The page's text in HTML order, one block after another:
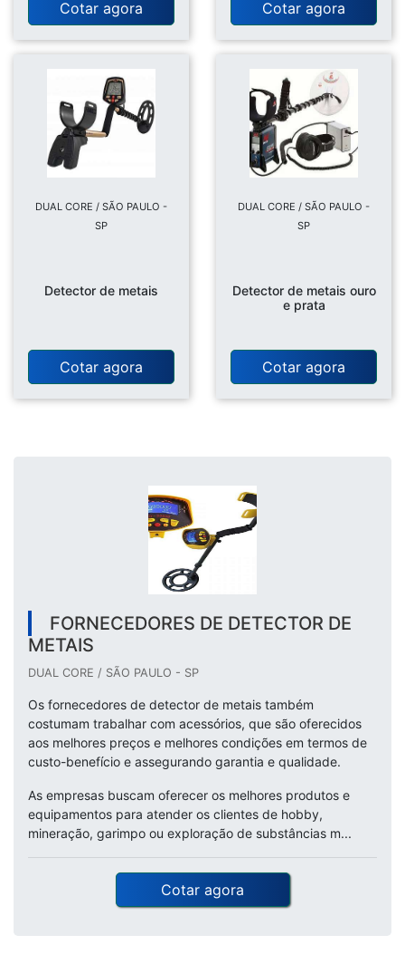
Cotar agora Cotar agora
DUAL CORE / SÃO PAULO -
SP
Detector de metais
Cotar agora
DUAL CORE / SÃO PAULO -
SP
Detector de metais ouro
e prata
Cotar agora
FORNECEDORES DE DETECTOR DE
METAIS
DUAL CORE / SÃO PAULO - SP
Os fornecedores de detector de metais também
costumam trabalhar com acessórios, que são oferecidos
aos melhores preços e melhores condições em termos de
custo-benefício e assegurando garantia e qualidade.
As empresas buscam oferecer os melhores produtos e
equipamentos para atender os clientes de hobby,
mineração, garimpo ou exploração de substâncias m...
Cotar agora